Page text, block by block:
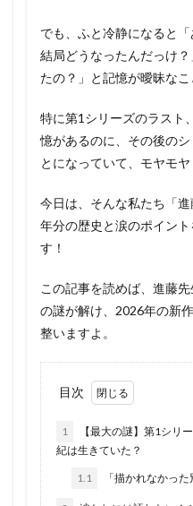
でも、ふと冷静になると
結局どうなったんだっけ
たの？」と記憶が曖昧なこ
特に第1シリーズのラスト
憶があるのに、その後の
とになっていて、モヤモヤ
今日は、そんな私たち「
年分の歴史と涙のポイン
す！
この記事を読めば、進藤
の謎が解け、2026年の新
整いますよ。
目次
1
【最大の謎】第1シリ
紀は生きていた？
1.1 「描かれなかっ